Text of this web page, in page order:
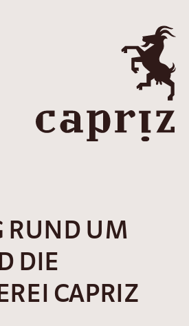
RUND UM
DIE
CAPRIZ